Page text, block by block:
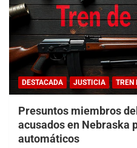
DESTACADA JUSTICIA TREN
Presuntos miembros
acusados en Nebraska
automáticos